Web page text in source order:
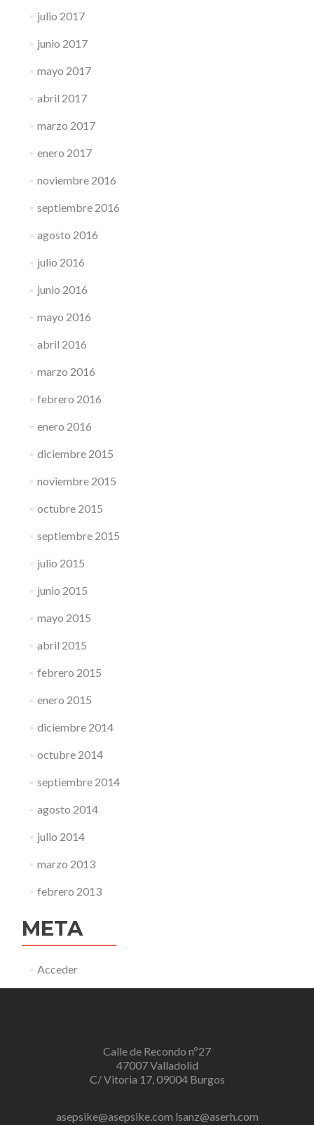
julio 2017
junio 2017
mayo 2017
abril 2017
marzo 2017
enero 2017
noviembre 2016
septiembre 2016
agosto 2016
julio 2016
junio 2016
mayo 2016
abril 2016
marzo 2016
febrero 2016
enero 2016
diciembre 2015
noviembre 2015
octubre 2015
septiembre 2015
julio 2015
junio 2015
mayo 2015
abril 2015
febrero 2015
enero 2015
diciembre 2014
octubre 2014
septiembre 2014
agosto 2014
julio 2014
marzo 2013
febrero 2013
META
Acceder
Calle de Recondo nº27
47007 Valladolid
C/ Vitoria 17, 09004 Burgos
asepsike@asepsike.com lsanz@aserh.com